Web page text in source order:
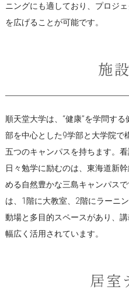
ニングにも適しており、プロジ
を広げることが可能です。
施
順天堂大学は、“健康”を学問す
部を中心とした9学部と大学院で
五つのキャンパスを持ちます。
日々勉学に励むのは、東海道新
める自然豊かな三島キャンパス
は、1階に大教室、2階にラーニ
動場と多目的スペースがあり、
幅広く活用されています。
居室